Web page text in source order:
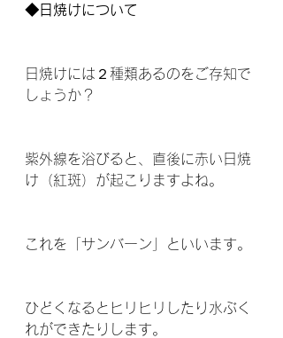
◆日焼けについて
日焼けには２種類あるのをご存知で
しょうか？
紫外線を浴びると、直後に赤い日焼
け（紅斑）が起こりますよね。
これを「サンバーン」といいます。
ひどくなるとヒリヒリしたり水ぶく
れができたりします。